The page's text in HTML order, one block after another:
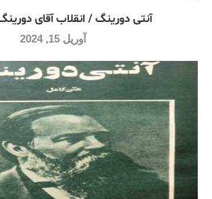
آنتی دورینگ / انقلاب آقای
آوریل 15, 2024